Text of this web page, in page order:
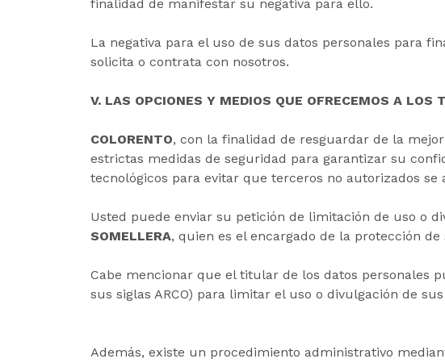
finalidad de manifestar su negativa para ello.
La negativa para el uso de sus datos personales para
solicita o contrata con nosotros.
V. LAS OPCIONES Y MEDIOS QUE OFRECEMOS A
COLORENTO, con la finalidad de resguardar de la
estrictas medidas de seguridad para garantizar su
tecnológicos para evitar que terceros no autorizados se
Usted puede enviar su petición de limitación de uso o
SOMELLERA, quien es el encargado de la protección de
Cabe mencionar que el titular de los datos personales
sus siglas ARCO) para limitar el uso o divulgación de
Además, existe un procedimiento administrativo